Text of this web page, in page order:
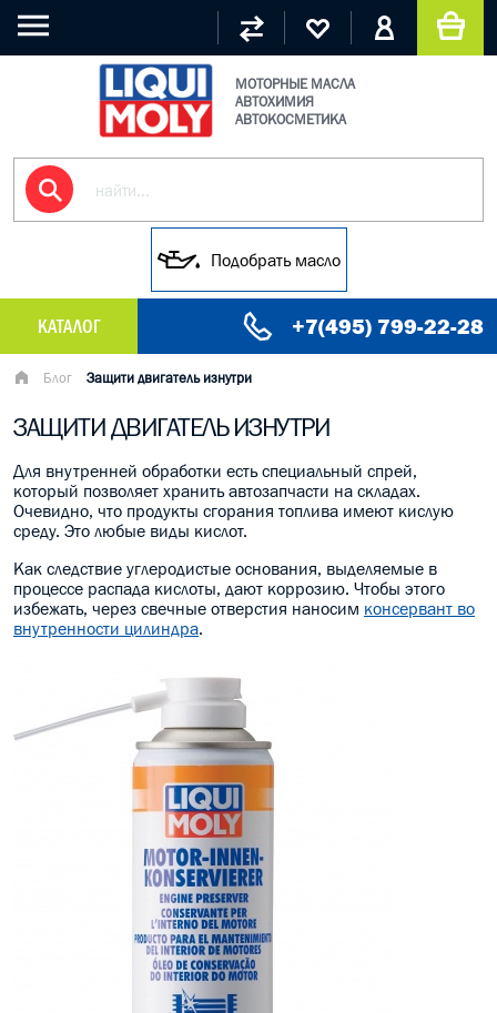
МОТОРНЫЕ МАСЛА
АВТОХИМИЯ
АВТОКОСМЕТИКА
Подобрать масло
КАТАЛОГ +7(495) 799-22-28
МАСЛО МОТОРНОЕ
ГРУЗОВЫЕ МАСЛА
ГИДРАВЛИЧЕСКИЕ МАСЛА
МАСЛО В КОРОБКУ
КОНСИСТЕНТНАЯ СМАЗКА
БОЧКИ МАСЛА
АНТИФРИЗЫ СПЕЦЖИДКОСТИ
ПРИСАДКИ АВТОХИМИЯ
АВТО КОСМЕТИКА
Блог Защити двигатель изнутри
ЗАЩИТИ ДВИГАТЕЛЬ ИЗНУТРИ
Для внутренней обработки есть специальный спрей,
который позволяет хранить автозапчасти на складах.
Очевидно, что продукты сгорания топлива имеют кислую
среду. Это любые виды кислот.
Как следствие углеродистые основания, выделяемые в
процессе распада кислоты, дают коррозию. Чтобы этого
избежать, через свечные отверстия наносим консервант во
внутренности цилиндра.